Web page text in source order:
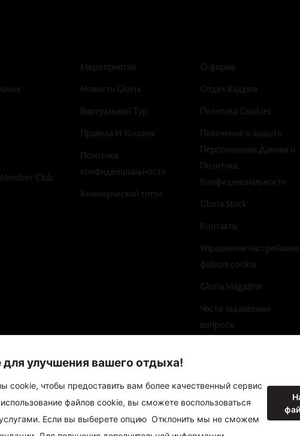
Club
Мероприятия
Новости Gloria
Виртуальный Тур
Правила И Условия
Политика
конфиденциальности
Коммерческий титул
О фирме
Отдел Кадров
Политика Cookies
Пояснение о Защите
Персональных Данных и
Политика
Конфиденциальности
Gloria Stock
Контакты
Управление настройками
файлов cookie
Gloria Magazine
Часто задаваемые
вопросы
ÖZALTIN Copyright ©2024 Gloria Hotels & Resorts. Все права защищены.